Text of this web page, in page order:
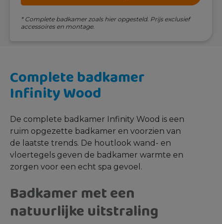
* Complete badkamer zoals hier opgesteld. Prijs exclusief
accessoires en montage.
Complete badkamer
Infinity Wood
De complete badkamer Infinity Wood is een
ruim opgezette badkamer en voorzien van
de laatste trends. De houtlook wand- en
vloertegels geven de badkamer warmte en
zorgen voor een echt spa gevoel.
Badkamer met een
natuurlijke uitstraling